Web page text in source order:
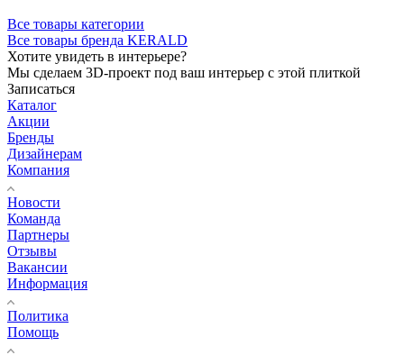
Все товары категории
Все товары бренда KERALD
Хотите увидеть в интерьере?
Мы сделаем 3D-проект под ваш интерьер с этой плиткой
Записаться
Каталог
Акции
Бренды
Дизайнерам
Компания
Новости
Команда
Партнеры
Отзывы
Вакансии
Информация
Политика
Помощь